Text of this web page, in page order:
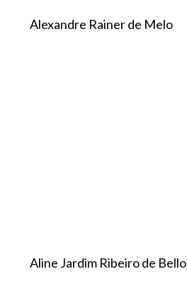
Alexandre Rainer de Melo
Aline Jardim Ribeiro de Bello